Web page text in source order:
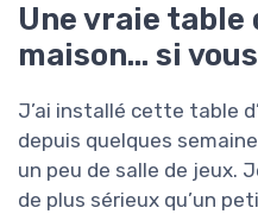
Une vraie table
maison… si
J’ai installé cette table
depuis quelques
un peu de salle de jeux.
de plus sérieux qu’un